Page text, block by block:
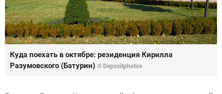
Куда поехать в октябре: резиденция Кирилла
Разумовского (Батурин) © Depositphotos